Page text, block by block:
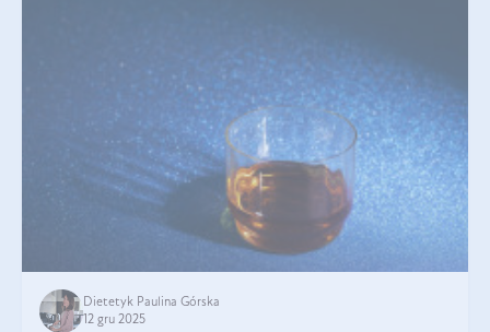
Dietetyk Paulina Górska
12 gru 2025